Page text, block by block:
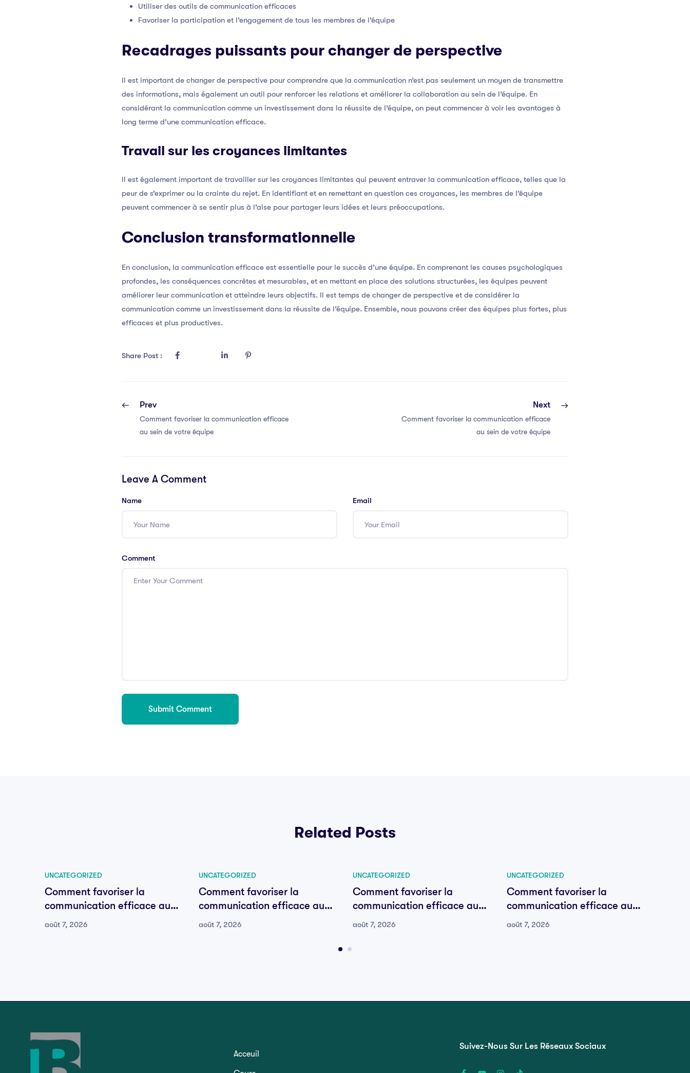
Utiliser des outils de communication efficaces
Favoriser la participation et l’engagement de tous les membres de l’équipe
Recadrages puissants pour changer de perspective
Il est important de changer de perspective pour comprendre que la communication n’est pas seulement un moyen de transmettre
des informations, mais également un outil pour renforcer les relations et améliorer la collaboration au sein de l’équipe. En
considérant la communication comme un investissement dans la réussite de l’équipe, on peut commencer à voir les avantages à
long terme d’une communication efficace.
Travail sur les croyances limitantes
Il est également important de travailler sur les croyances limitantes qui peuvent entraver la communication efficace, telles que la
peur de s’exprimer ou la crainte du rejet. En identifiant et en remettant en question ces croyances, les membres de l’équipe
peuvent commencer à se sentir plus à l’aise pour partager leurs idées et leurs préoccupations.
Conclusion transformationnelle
En conclusion, la communication efficace est essentielle pour le succès d’une équipe. En comprenant les causes psychologiques
profondes, les conséquences concrètes et mesurables, et en mettant en place des solutions structurées, les équipes peuvent
améliorer leur communication et atteindre leurs objectifs. Il est temps de changer de perspective et de considérer la
communication comme un investissement dans la réussite de l’équipe. Ensemble, nous pouvons créer des équipes plus fortes, plus
efficaces et plus productives.
Share Post :
Prev
Comment favoriser la communication efficace
au sein de votre équipe
Next
Comment favoriser la communication efficace
au sein de votre équipe
Leave A Comment
Name Email
Comment
Related Posts
UNCATEGORIZED
Comment favoriser la
communication efficace au
sein de votre équipe
août 7, 2026
UNCATEGORIZED
Comment favoriser la
communication efficace au
sein de votre équipe
août 7, 2026
UNCATEGORIZED
Comment favoriser la
communication efficace au
sein de votre équipe
août 7, 2026
UNCATEGORIZED
Comment favoriser la
communication efficace au
sein de votre équipe
août 7, 2026
Acceuil
Suivez-Nous Sur Les Réseaux Sociaux